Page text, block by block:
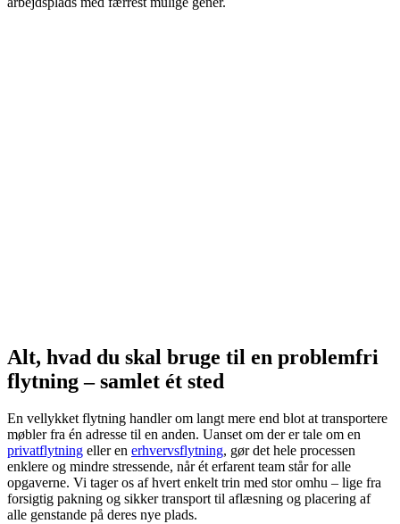
Alt, hvad du skal bruge til en problemfri
flytning – samlet ét sted
En vellykket flytning handler om langt mere end blot at transportere
møbler fra én adresse til en anden. Uanset om der er tale om en
privatflytning eller en erhvervsflytning, gør det hele processen
enklere og mindre stressende, når ét erfarent team står for alle
opgaverne. Vi tager os af hvert enkelt trin med stor omhu – lige fra
forsigtig pakning og sikker transport til aflæsning og placering af
alle genstande på deres nye plads.